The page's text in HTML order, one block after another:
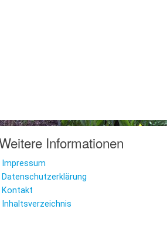
Informationen
Impressum
Datenschutzerklärung
Kontakt
Inhaltsverzeichnis